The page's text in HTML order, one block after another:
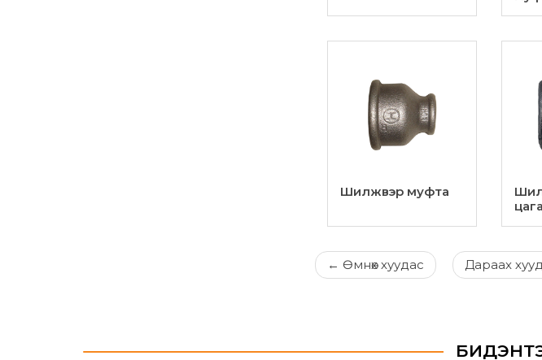
Шилжвэр муфта
← Өмнөххуудас Дараах